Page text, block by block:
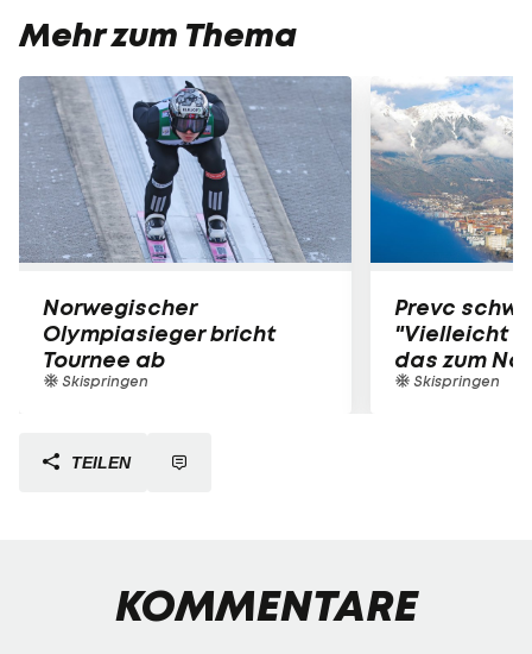
Mehr zum Thema
Norwegischer
Olympiasieger bricht
Tournee ab
Skispringen
Prevc
"Vielleicht
das zum
Skispringen
TEILEN
KOMMENTARE